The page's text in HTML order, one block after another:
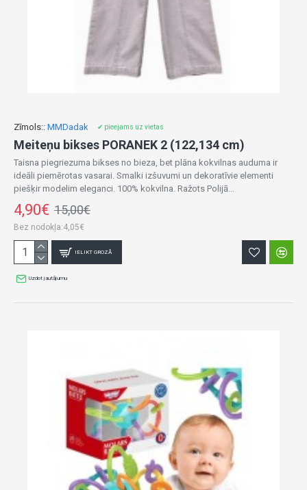
Zīmols:: MMDadak ✔ pieejams uz vietas
Meiteņu bikses PORANEK 2 (122,134 cm)
Taisna piegriezuma bikses no bieza, bet plāna kokvilnas auduma ir
ideāli piemērotas vasarai. Smalki izšuvumi un dekoratīvie elementi
piešķir modelim eleganci. 100% kokvilna. Ražots Polijā...
4,90€ 15,00€
Bez nodokļa:4,05€
IELIKT GROZĀ
Uzdot jautājumu